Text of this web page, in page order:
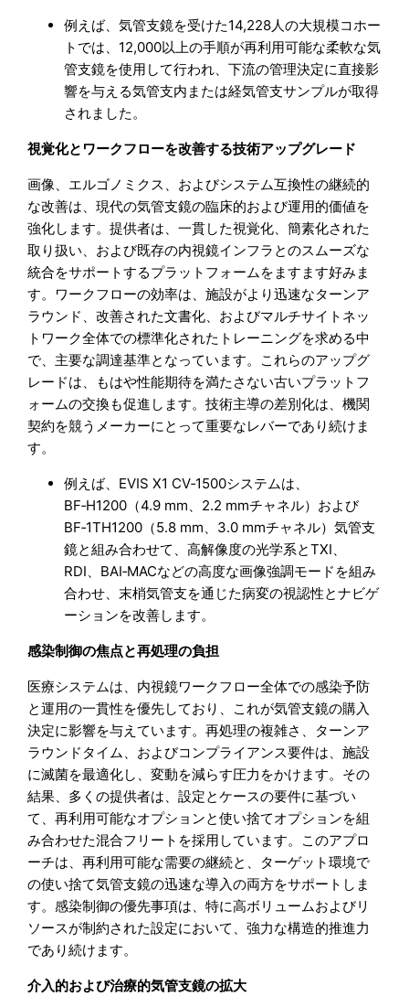
例えば、気管支鏡を受けた14,228人の大規模コホー
トでは、12,000以上の手順が再利用可能な柔軟な気
管支鏡を使用して行われ、下流の管理決定に直接影
響を与える気管支内または経気管支サンプルが取得
されました。
視覚化とワークフローを改善する技術アップグレード
画像、エルゴノミクス、およびシステム互換性の継続的
な改善は、現代の気管支鏡の臨床的および運用的価値を
強化します。提供者は、一貫した視覚化、簡素化された
取り扱い、および既存の内視鏡インフラとのスムーズな
統合をサポートするプラットフォームをますます好みま
す。ワークフローの効率は、施設がより迅速なターンア
ラウンド、改善された文書化、およびマルチサイトネッ
トワーク全体での標準化されたトレーニングを求める中
で、主要な調達基準となっています。これらのアップグ
レードは、もはや性能期待を満たさない古いプラットフ
ォームの交換も促進します。技術主導の差別化は、機関
契約を競うメーカーにとって重要なレバーであり続けま
す。
例えば、EVIS X1 CV‑1500システムは、
BF‑H1200（4.9 mm、2.2 mmチャネル）および
BF‑1TH1200（5.8 mm、3.0 mmチャネル）気管支
鏡と組み合わせて、高解像度の光学系とTXI、
RDI、BAI‑MACなどの高度な画像強調モードを組み
合わせ、末梢気管支を通じた病変の視認性とナビゲ
ーションを改善します。
感染制御の焦点と再処理の負担
医療システムは、内視鏡ワークフロー全体での感染予防
と運用の一貫性を優先しており、これが気管支鏡の購入
決定に影響を与えています。再処理の複雑さ、ターンア
ラウンドタイム、およびコンプライアンス要件は、施設
に滅菌を最適化し、変動を減らす圧力をかけます。その
結果、多くの提供者は、設定とケースの要件に基づい
て、再利用可能なオプションと使い捨てオプションを組
み合わせた混合フリートを採用しています。このアプロ
ーチは、再利用可能な需要の継続と、ターゲット環境で
の使い捨て気管支鏡の迅速な導入の両方をサポートしま
す。感染制御の優先事項は、特に高ボリュームおよびリ
ソースが制約された設定において、強力な構造的推進力
であり続けます。
介入的および治療的気管支鏡の拡大